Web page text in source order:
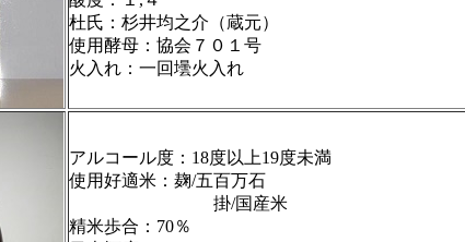
杜氏：杉井均之介（蔵元）
使用酵母：協会７０１号
火入れ：一回壜火入れ
アルコール度：18度以上19度未満
使用好適米：麹/五百万石
掛/国産米
精米歩合：70％